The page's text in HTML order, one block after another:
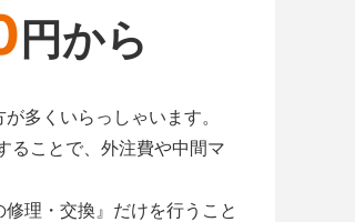
円から
多くいらっしゃいます。
ることで、外注費や中間マ
理・交換』だけを行うこと